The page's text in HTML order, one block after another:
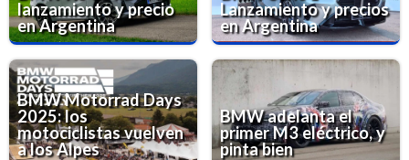
lanzamiento y precio
en Argentina
Lanzamiento y precios
en Argentina
BMW Motorrad Days
2025: los
motociclistas vuelven
a los Alpes
BMW adelanta el
primer M3 eléctrico, y
pinta bien